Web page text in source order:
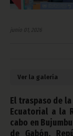
junio 01, 2026
Ver la galería
El traspaso de
Ecuatorial a la
cabo en
de Gabón,